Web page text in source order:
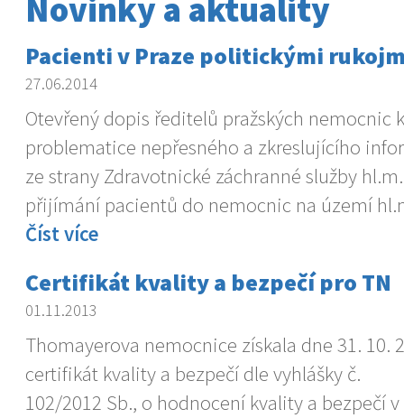
Novinky a aktuality
Pacienti v Praze politickými
27.06.2014
Otevřený dopis ředitelů pražských nemocnic k
problematice nepřesného a zkreslujícího
ze strany Zdravotnické záchranné služby
přijímání pacientů do nemocnic na území
Číst více
Certifikát kvality a bezpečí pro TN
01.11.2013
Thomayerova nemocnice získala dne 31. 10.
certifikát kvality a bezpečí dle vyhlášky č.
102/2012 Sb., o hodnocení kvality a bezpečí v